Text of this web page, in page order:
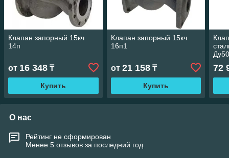
Клапан запорный 15кч
14п
от 16 348 ₸
Купить
Клапан запорный 15кч
16п1
от 21 158₸
Купить
72
О нас
Рейтинг не сформирован
Менее 5 отзывов за последний год